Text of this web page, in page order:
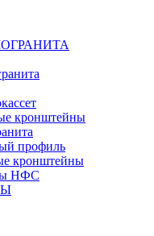
кронштейны
профиль
кронштейны
НФС